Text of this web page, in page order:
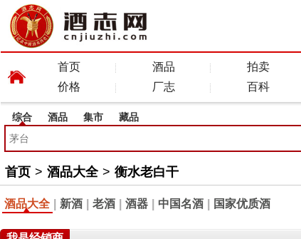
首页 酒品 拍卖
价格
厂志 百科
综合 酒品 集市 藏品
首页 > 酒品大全 > 衡水老白干
酒品大全 新酒 老酒 酒器 中国名酒 国家优质酒